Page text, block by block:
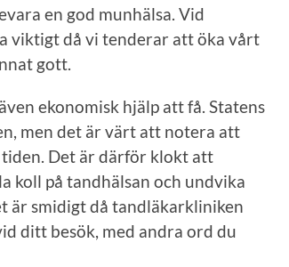
en god munhälsa. Vid
viktigt då vi tenderar att öka vårt
gott.
ekonomisk hjälp att få. Statens
men det är värt att notera att
Det är därför klokt att
koll på tandhälsan och undvika
smidigt då tandläkarkliniken
ditt besök, med andra ord du